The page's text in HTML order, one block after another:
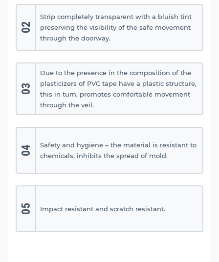
02
Strip completely transparent with a bluish tint
preserving the visibility of the safe movement
through the doorway.
03
Due to the presence in the composition of the
plasticizers of PVC tape have a plastic structure,
this in turn, promotes comfortable movement
through the veil.
04
Safety and hygiene – the material is resistant to
chemicals, inhibits the spread of mold.
05 Impact resistant and scratch resistant.